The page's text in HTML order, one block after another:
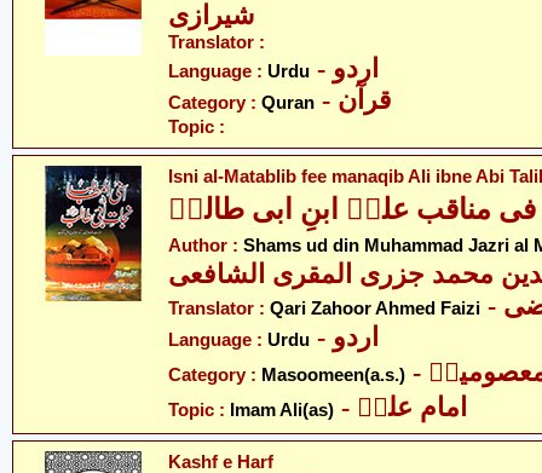
شیرازی
Translator :
Language : Urdu - اردو
Category : Quran - قرآن
Topic :
Isni al-Matablib fee manaqib Ali ibne Abi
فی مناقب علیؑ ابنِ ابی طالبؑ
Author : Shams ud din Muhammad Jazri al
محمد جزری المقری الشافعی
Translator : Qari Zahoor Ahmed Faizi
Language : Urdu - اردو
Category : Masoomeen(a.s.) معصومینؑ
Topic : Imam Ali(as) - امام علیؑ
Kashf e Harf